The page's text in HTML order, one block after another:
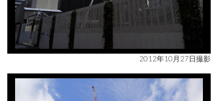
2012年10月27日撮影